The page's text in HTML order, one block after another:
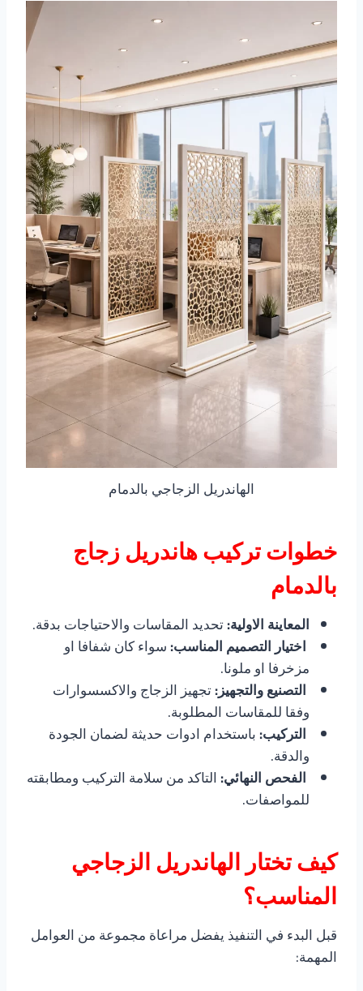
الهاندريل الزجاجي بالدمام
خطوات تركيب هاندريل زجاج
بالدمام
المعاينة الاولية:تحديد المقاسات والاحتياجات بدقة.
اختيار التصميم المناسب:سواء كان شفافا او
مزخرفا او ملونا.
التصنيع والتجهيز:تجهيز الزجاج والاكسسوارات
وفقا للمقاسات المطلوبة.
التركيب:باستخدام ادوات حديثة لضمان الجودة
والدقة.
الفحص النهائي:التاكد من سلامة التركيب ومطابقته
للمواصفات.
كيف تختار الهاندريل الزجاجي
المناسب؟
قبل البدء في التنفيذ يفضل مراعاة مجموعة من العوامل
المهمة: